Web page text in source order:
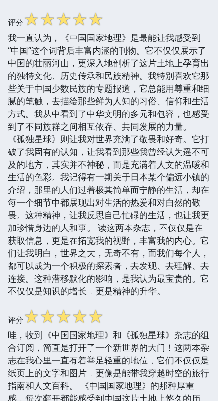
评分☆☆☆☆☆
我一直认为，《中国国家地理》是最能让我感受到
“中国”这个词背后丰富内涵的刊物。它不仅仅展示了
中国的壮丽河山，更深入地剖析了这片土地上孕育出
的独特文化、历史传承和民族精神。我特别喜欢它那
些关于中国少数民族的专题报道，它总能用尊重和细
腻的笔触，去描绘那些鲜为人知的习俗、信仰和生活
方式。我从中看到了中华文明的多元和包容，也感受
到了不同族群之间相互依存、共同发展的力量。
《孤独星球》则让我对世界充满了敬畏和好奇。它打
破了我固有的认知，让我看到那些我曾经认为遥不可
及的地方，其实并不神秘，而是充满着人文的温暖和
生活的色彩。我记得有一期关于日本某个偏远小镇的
介绍，那里的人们过着极其简单而宁静的生活，却在
每一个细节中都展现出对生活的热爱和对自然的敬
畏。这种精神，让我反思自己忙碌的生活，也让我更
加珍惜身边的人和事。 读这两本杂志，不仅仅是在
获取信息，更是在拓宽我的视野，丰富我的内心。它
们让我明白，世界之大，无奇不有，而我们每个人，
都可以成为一个积极的探索者，去发现、去理解、去
连接。这种潜移默化的影响，是我认为最宝贵的。它
不仅仅是知识的增长，更是精神的升华。
评分☆☆☆☆☆
哇，收到《中国国家地理》和《孤独星球》杂志的组
合订阅，简直是打开了一个新世界的大门！这两本杂
志在我心里一直有着举足轻重的地位，它们不仅仅是
纸页上的文字和图片，更像是能带我穿越时空的旅行
指南和人文百科。 《中国国家地理》的那种厚重
感，每次翻开都能感受到中国这片土地上悠久的历